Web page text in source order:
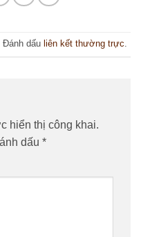
Đánh dấu liên kết thường trực.
hiển thị công khai.
dấu *